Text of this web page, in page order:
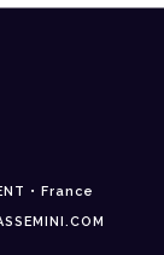
• France